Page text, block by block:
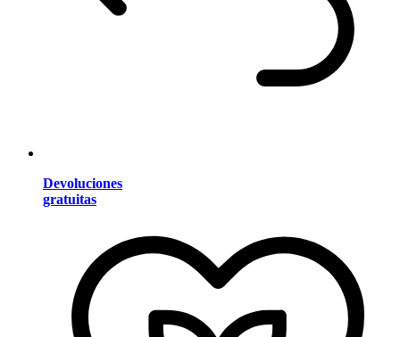
Devoluciones
gratuitas